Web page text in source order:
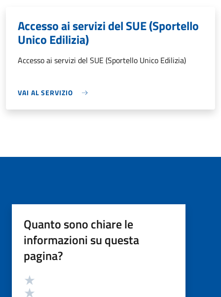
Accesso ai servizi del SUE (Sportello
Unico Edilizia)
Accesso ai servizi del SUE (Sportello Unico Edilizia)
VAI AL SERVIZIO
Quanto sono chiare le
informazioni su questa
pagina?
Valutazione